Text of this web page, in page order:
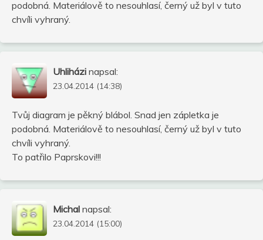
podobná. Materiálově to nesouhlasí, černý už byl v tuto
chvíli vyhraný.
Uhliházi napsal:
23.04.2014 (14:38)
Tvůj diagram je pěkný blábol. Snad jen zápletka je
podobná. Materiálově to nesouhlasí, černý už byl v tuto
chvíli vyhraný.
To patřilo Paprskovi!!!
Michal napsal:
23.04.2014 (15:00)